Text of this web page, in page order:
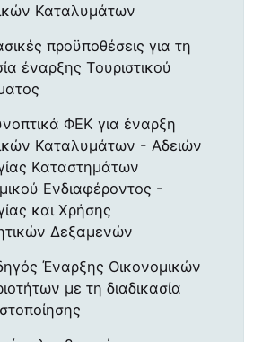
Καταλυμάτων
προϋποθέσεις για τη
έναρξης Τουριστικού
ΦΕΚ για έναρξη
Καταλυμάτων - Αδειών
Καταστημάτων
Ενδιαφέροντος -
και Χρήσης
Δεξαμενών
Έναρξης Οικονομικών
με τη διαδικασία